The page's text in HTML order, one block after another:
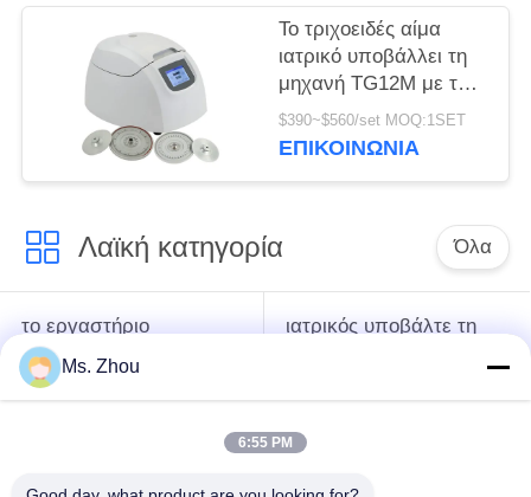
Το τριχοειδές αίμα
ιατρικό υποβάλλει τη
μηχανή TG12M με το
σύστημα
αυτοδιάγνωσης
$390~$560/set MOQ:1SET
ΕΠΙΚΟΙΝΩΝΊΑ
Λαϊκή κατηγορία Όλα
το εργαστήριο
υποβάλλει τη μηχανή
σε φυγοκέντρωση
ιατρικός υποβάλτε τη
κατεψυγμένος
Ms. Zhou
6:55 PM